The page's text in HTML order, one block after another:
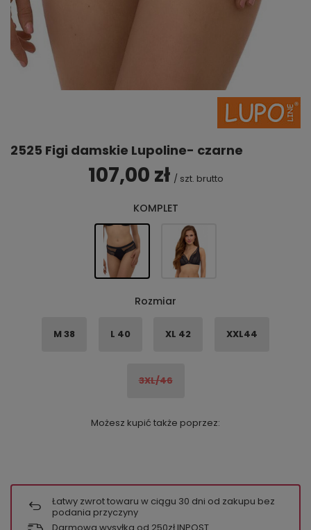
2525 Figi damskie Lupoline- czarne
107,00 zł / szt. brutto
KOMPLET
Rozmiar
M 38 L 40 XL 42 XXL44
3XL/46
Możesz kupić także poprzez:
Łatwy zwrot towaru w ciągu 30 dni od zakupu bez
podania przyczyny